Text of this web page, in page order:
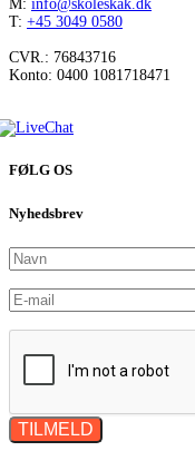
M: info@skoleskak.dk
T: +45 3049 0580
CVR.: 76843716
Konto: 0400 1081718471
FØLG OS
Nyhedsbrev